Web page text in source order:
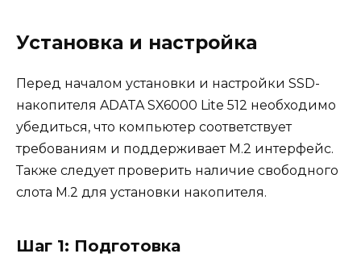
Установка и настройка
Перед началом установки и настройки SSD-
накопителя ADATA SX6000 Lite 512 необходимо
убедиться, что компьютер соответствует
требованиям и поддерживает M.2 интерфейс.
Также следует проверить наличие свободного
слота M.2 для установки накопителя.
Шаг 1: Подготовка